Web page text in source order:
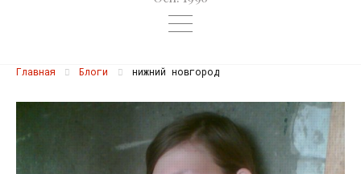
Главная Блоги нижний новгород